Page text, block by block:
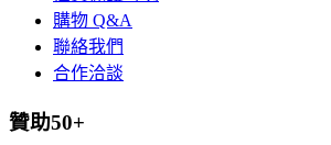
購物 Q&A
聯絡我們
合作洽談
贊助50+